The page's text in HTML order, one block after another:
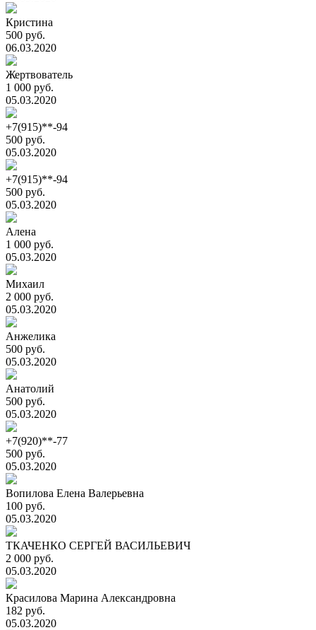
Кристина
500 руб.
06.03.2020
Жертвователь
1 000 руб.
05.03.2020
+7(915)**-94
500 руб.
05.03.2020
+7(915)**-94
500 руб.
05.03.2020
Алена
1 000 руб.
05.03.2020
Михаил
2 000 руб.
05.03.2020
Анжелика
500 руб.
05.03.2020
Анатолий
500 руб.
05.03.2020
+7(920)**-77
500 руб.
05.03.2020
Вопилова Елена Валерьевна
100 руб.
05.03.2020
ТКАЧЕНКО СЕРГЕЙ ВАСИЛЬЕВИЧ
2 000 руб.
05.03.2020
Красилова Марина Александровна
182 руб.
05.03.2020